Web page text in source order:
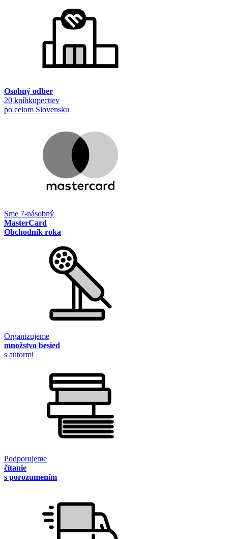
Osobný odber
20 kníhkupectiev
po celom Slovensku
Sme 7-násobný
MasterCard
Obchodník roka
Organizujeme
množstvo besied
s autormi
Podporujeme
čítanie
s porozumením